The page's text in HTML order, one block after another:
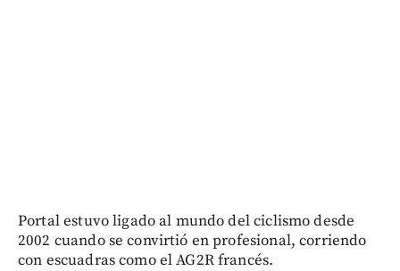
Portal estuvo ligado al mundo del ciclismo desde
2002 cuando se convirtió en profesional, corriendo
con escuadras como el AG2R francés.